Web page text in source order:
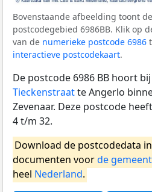
Bovenstaande afbeelding toont
postcodegebied 6986BB. Klik op
van de numerieke postcode 6986
interactieve postcodekaart.
De postcode 6986 BB hoort
Tieckenstraatte Angerlo
Zevenaar. Deze postcode
4 t/m 32.
Download de postcodedata
documenten voorde
heel Nederland.